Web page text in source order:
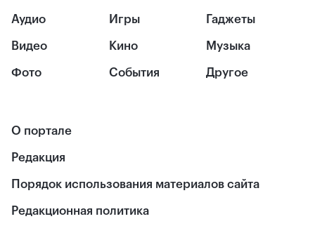
Аудио
Видео
Фото
Игры
Кино
События
Гаджеты
Музыка
Другое
О портале
Редакция
Порядок использования материалов сайта
Редакционная политика